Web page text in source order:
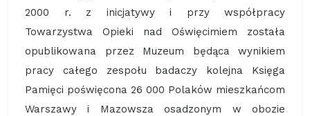
2000 r. z inicjatywy i przy współpracy
Towarzystwa Opieki nad Oświęcimiem została
opublikowana przez Muzeum będąca wynikiem
pracy całego zespołu badaczy kolejna Księga
Pamięci poświęcona 26 000 Polaków mieszkańcom
Warszawy i Mazowsza osadzonym w obozie